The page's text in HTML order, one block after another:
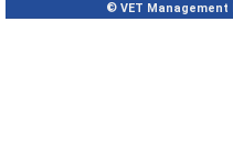
© VET Management